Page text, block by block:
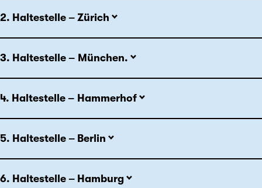
2. Haltestelle – Zürich
3. Haltestelle – München.
4. Haltestelle – Hammerhof
5. Haltestelle – Berlin
6. Haltestelle – Hamburg